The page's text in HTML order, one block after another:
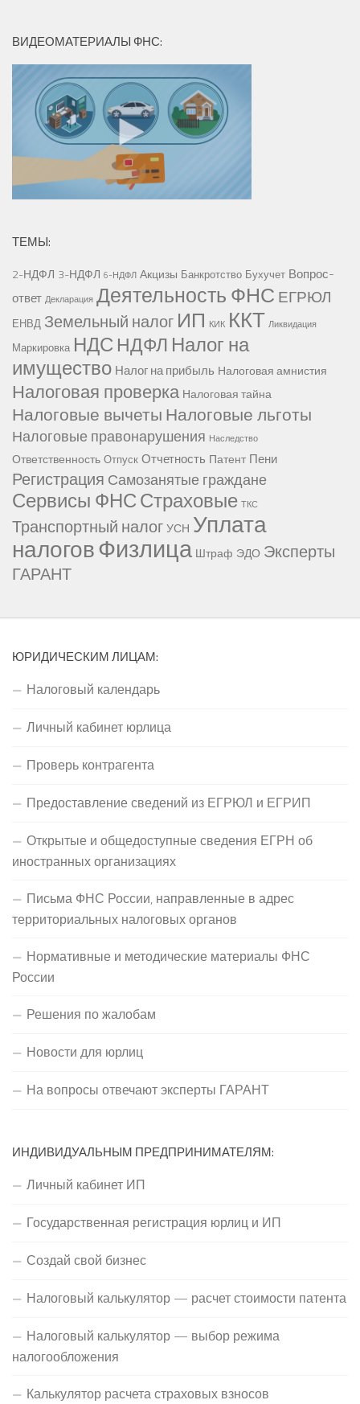
ВИДЕОМАТЕРИАЛЫ ФНС:
ТЕМЫ:
2-НДФЛ 3-НДФЛ 6-НДФЛ Акцизы Банкротство Бухучет Вопрос-
ответ Декларация Деятельность ФНС ЕГРЮЛ
ЕНВД Земельный налог ИП КИК ККТ Ликвидация
Маркировка НДС НДФЛ Налог на
имущество Налог на прибыль Налоговая амнистия
Налоговая проверка Налоговая тайна
Налоговые вычетыНалоговые льготы
Налоговые правонарушения Наследство
Ответственность Отпуск Отчетность Патент Пени
Регистрация Самозанятые граждане
Сервисы ФНССтраховые ТКС
Транспортный налогУСН Уплата
налоговФизлица Штраф ЭДО Эксперты
ГАРАНТ
ЮРИДИЧЕСКИМ ЛИЦАМ:
Налоговый календарь
Личный кабинет юрлица
Проверь контрагента
Предоставление сведений из ЕГРЮЛ и ЕГРИП
Открытые и общедоступные сведения ЕГРН об
иностранных организациях
Письма ФНС России, направленные в адрес
территориальных налоговых органов
Нормативные и методические материалы ФНС
России
Решения по жалобам
Новости для юрлиц
На вопросы отвечают эксперты ГАРАНТ
ИНДИВИДУАЛЬНЫМ ПРЕДПРИНИМАТЕЛЯМ:
Личный кабинет ИП
Государственная регистрация юрлиц и ИП
Создай свой бизнес
Налоговый калькулятор — расчет стоимости патента
Налоговый калькулятор — выбор режима
налогообложения
Калькулятор расчета страховых взносов